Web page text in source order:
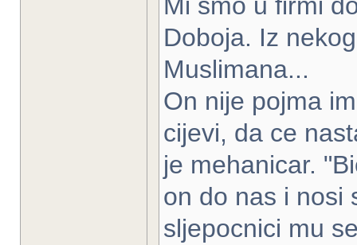
Doboja. Iz
Muslimana...
On nije pojma
cijevi, da ce
je mehanicar.
on do nas i nosi
sljepocnici mu